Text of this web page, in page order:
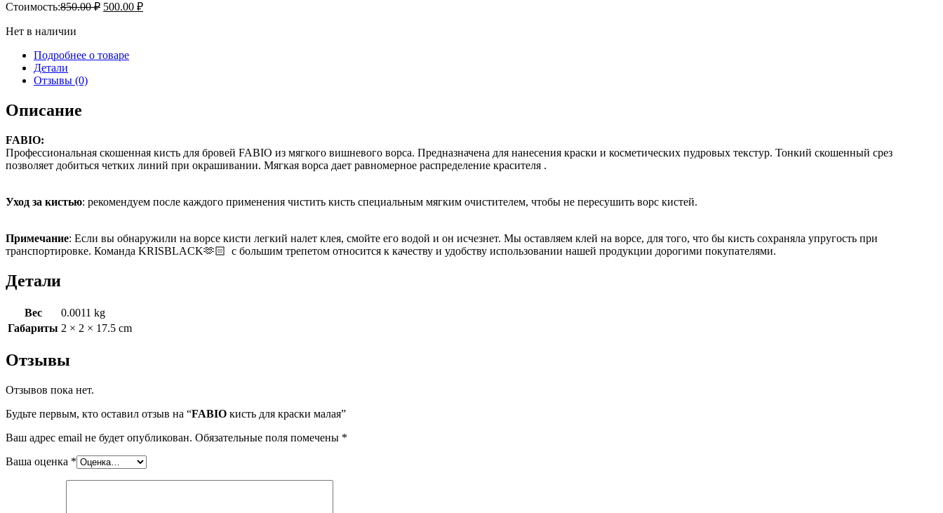
Стоимость:850.00₽ 500.00 ₽
Нет в наличии
Подробнее о товаре
Детали
Отзывы (0)
Описание
FABIO:
Профессиональная скошенная кисть для бровей FABIO из мягкого вишневого ворса. Предназначена для нанесения краски и косметических пудровых текстур. Тонкий скошенный срез
позволяет добиться четких линий при окрашивании. Мягкая ворса дает равномерное распределение красителя .
Уход за кистью: рекомендуем после каждого применения чистить кисть специальным мягким очистителем, чтобы не пересушить ворс кистей.
Примечание: Если вы обнаружили на ворсе кисти легкий налет клея, смойте его водой и он исчезнет. Мы оставляем клей на ворсе, для того, что бы кисть сохраняла упругость при
транспортировке. Команда KRISBLACK🫶🏻 с большим трепетом относится к качеству и удобству использовании нашей продукции дорогими покупателями.
Детали
Вес
0.0011 kg
Габариты 2 × 2 × 17.5 cm
Отзывы
Отзывов пока нет.
Будьте первым, кто оставил отзыв на “FABIO кисть для краски малая”
Ваш адрес email не будет опубликован. Обязательные поля помечены *
Ваша оценка *